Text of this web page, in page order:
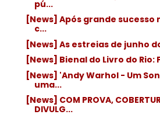
pú...
[News] Após grande
c...
[News] As estreias de junho
[News] Bienal do Livro do
[News] 'Andy Warhol - Um
uma...
[News] COM PROVA,
DIVULG...